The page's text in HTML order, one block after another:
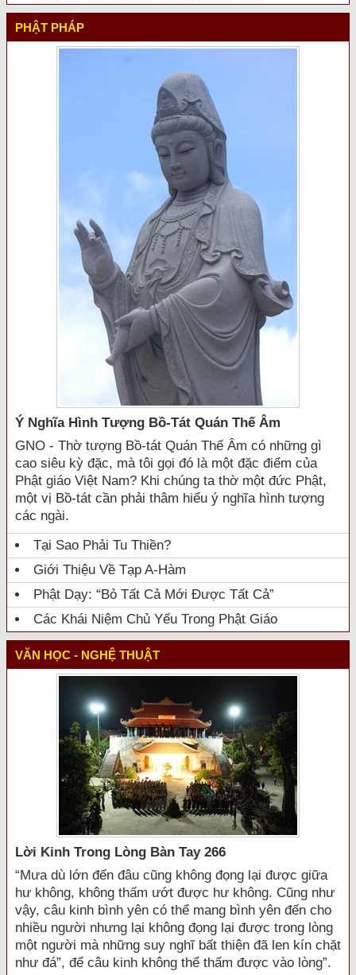
PHẬT PHÁP
Ý Nghĩa Hình Tượng Bồ-Tát Quán Thế Âm
GNO - Thờ tượng Bồ-tát Quán Thế Âm có những gì
cao siêu kỳ đặc, mà tôi gọi đó là một đặc điểm của
Phật giáo Việt Nam? Khi chúng ta thờ một đức Phật,
một vị Bồ-tát cần phải thâm hiểu ý nghĩa hình tượng
các ngài.
Tại Sao Phải Tu Thiền?
Giới Thiệu Về Tạp A-Hàm
Phật Dạy: “Bỏ Tất Cả Mới Được Tất Cả”
Các Khái Niệm Chủ Yếu Trong Phật Giáo
VĂN HỌC - NGHỆ THUẬT
Lời Kinh Trong Lòng Bàn Tay 266
“Mưa dù lớn đến đâu cũng không đọng lại được giữa
hư không, không thấm ướt được hư không. Cũng như
vậy, câu kinh bình yên có thể mang bình yên đến cho
nhiều người nhưng lại không đọng lại được trong lòng
một người mà những suy nghĩ bất thiện đã len kín chặt
như đá”, để câu kinh không thể thấm được vào lòng”.